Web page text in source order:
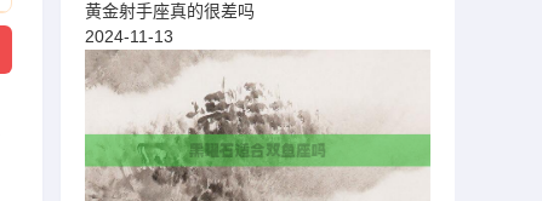
黄金射手座真的很差吗
2024-11-13